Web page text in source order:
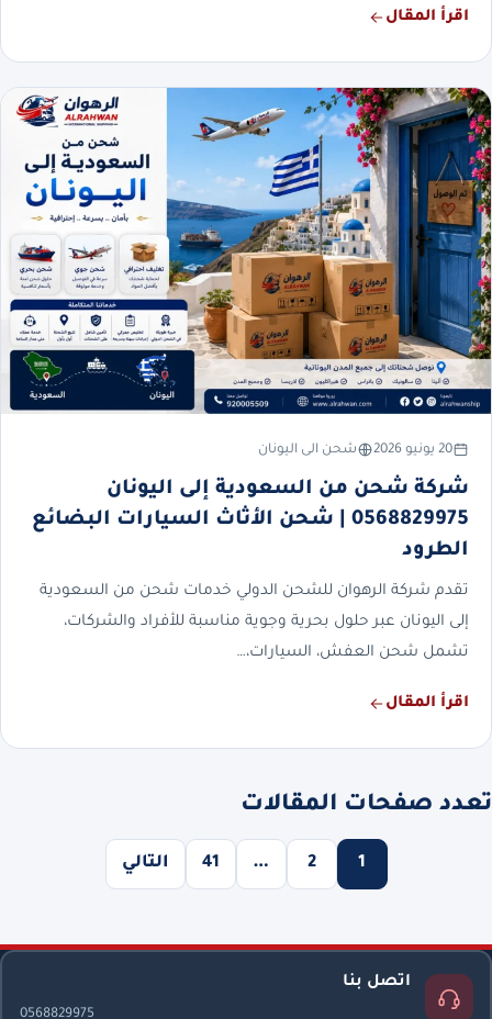
اقرأ المقال
20 يونيو 2026 شحن الى اليونان
شركة شحن من السعودية إلى اليونان
0568829975 | شحن الأثاث السيارات البضائع
الطرود
تقدم شركة الرهوان للشحن الدولي خدمات شحن من السعودية
إلى اليونان عبر حلول بحرية وجوية مناسبة للأفراد والشركات،
تشمل شحن العفش، السيارات،…
اقرأ المقال
تعدد صفحات المقالات
1
2
…
41 التالي
اتصل بنا
0568829975